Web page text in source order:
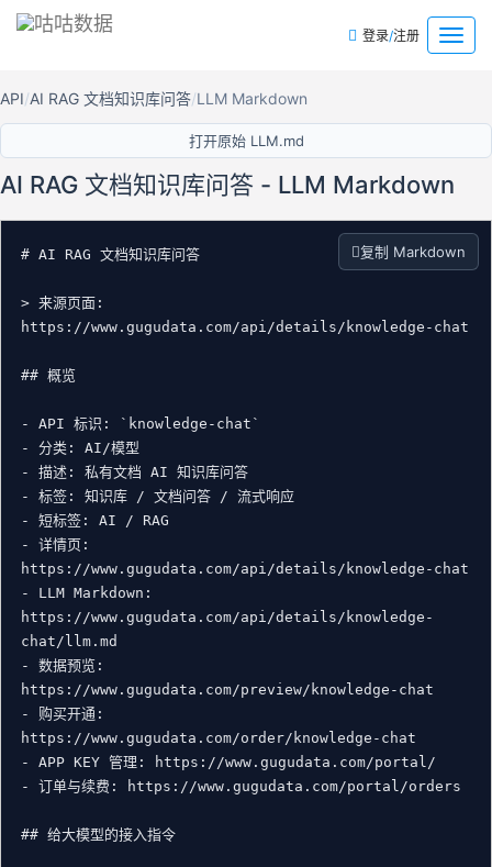
菜
单
登录/注册
API AI RAG 文档知识库问答 LLM Markdown
打开原始 LLM.md
AI RAG 文档知识库问答 - LLM Markdown
复制 Markdown
# AI RAG 文档知识库问答
> 来源页面:
https://www.gugudata.com/api/details/knowledge-chat
## 概览
- API 标识: `knowledge-chat`
- 分类: AI/模型
- 描述: 私有文档 AI 知识库问答
- 标签: 知识库 / 文档问答 / 流式响应
- 短标签: AI / RAG
- 详情页:
https://www.gugudata.com/api/details/knowledge-chat
- LLM Markdown:
https://www.gugudata.com/api/details/knowledge-
chat/llm.md
- 数据预览:
https://www.gugudata.com/preview/knowledge-chat
- 购买开通:
https://www.gugudata.com/order/knowledge-chat
- APP KEY 管理: https://www.gugudata.com/portal/
- 订单与续费: https://www.gugudata.com/portal/orders
## 给大模型的接入指令